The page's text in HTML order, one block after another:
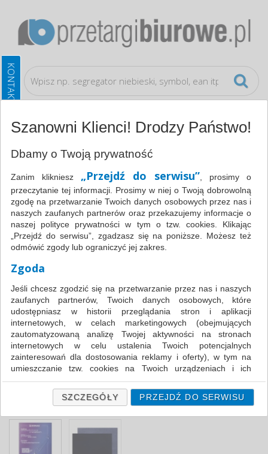
Katalog Papier i etykiety
ołówkowa z woskiem, A4, 50szt., fioletowa, typu DONAU
1923950PL-23
Szanowni Klienci! Drodzy Państwo!
Dbamy o Twoją prywatność
Zanim klikniesz „Przejdź do serwisu” , prosimy o
przeczytanie tej informacji. Prosimy w niej o Twoją dobrowolną
zgodę na przetwarzanie Twoich danych osobowych przez nas i
naszych zaufanych partnerów oraz przekazujemy informacje o
naszej polityce prywatności w tym o tzw. cookies. Klikając
„Przejdź do serwisu”, zgadzasz się na poniższe. Możesz też
odmówić zgody lub ograniczyć jej zakres.
Zgoda
Jeśli chcesz zgodzić się na przetwarzanie przez nas i naszych
zaufanych partnerów, Twoich danych osobowych, które
udostępniasz w historii przeglądania stron i aplikacji
internetowych, w celach marketingowych (obejmujących
zautomatyzowaną analizę Twojej aktywności na stronach
internetowych w celu ustalenia Twoich potencjalnych
zainteresowań dla dostosowania reklamy i oferty), w tym na
umieszczanie tzw. cookies na Twoich urządzeniach i ich
odczytywanie, kliknij przycisk „Przejdź do serwisu”.
Jeśli nie chcesz wyrazić zgody lub ograniczyć jej zakres, kliknij
„Szczegóły”, gdzie znajdziesz wszelkie informacje o tym jak to
zrobić . Te same informacje znajdziesz także na podstronie z
naszą polityką prywatności obowiązującą od 25 maja 2018.
W przypadku użytkowników zalogowanych, ważna jest Państwa
SZCZEGÓŁY PRZEJDŹ DO SERWISU